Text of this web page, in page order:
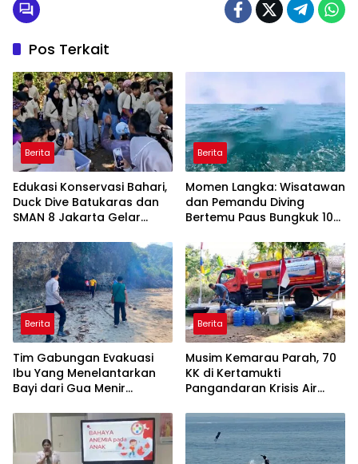
Pos Terkait
Berita
Edukasi Konservasi Bahari,
Duck Dive Batukaras dan
SMAN 8 Jakarta Gelar
Karang
Berita
Momen Langka: Wisatawan
dan Pemandu Diving
Bertemu Paus Bungkuk 10
Berita
Tim Gabungan Evakuasi
Ibu Yang Menelantarkan
Bayi dari Gua Menir
Pangandaran
Berita
Musim Kemarau Parah, 70
KK di Kertamukti
Pangandaran Krisis Air
BPBD Gerak Cepat